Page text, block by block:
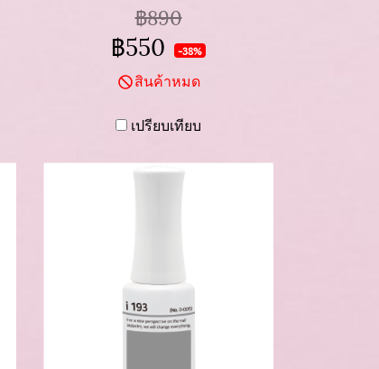
฿890
฿550 -38%
สินค้าหมด
เปรียบเทียบ